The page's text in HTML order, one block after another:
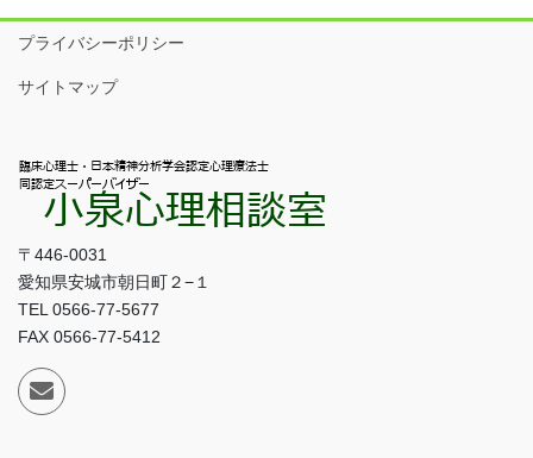
プライバシーポリシー
サイトマップ
〒446-0031
愛知県安城市朝日町２−１
TEL 0566-77-5677
FAX 0566-77-5412